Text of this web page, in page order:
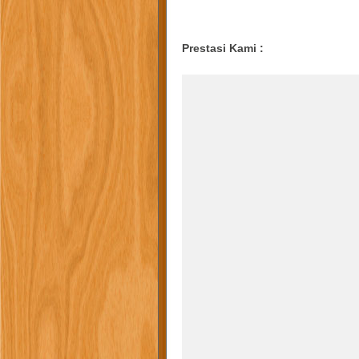
Prestasi Kami :